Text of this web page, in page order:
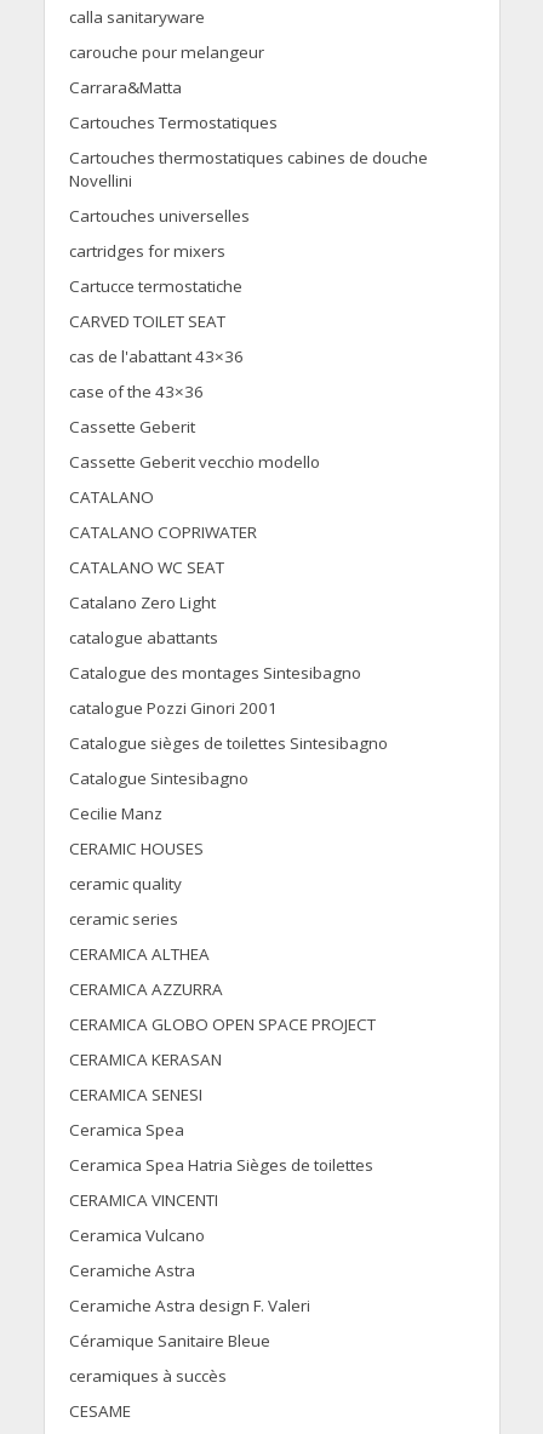
calla sanitaryware
carouche pour melangeur
Carrara&Matta
Cartouches Termostatiques
Cartouches thermostatiques cabines de douche
Novellini
Cartouches universelles
cartridges for mixers
Cartucce termostatiche
CARVED TOILET SEAT
cas de l'abattant 43×36
case of the 43×36
Cassette Geberit
Cassette Geberit vecchio modello
CATALANO
CATALANO COPRIWATER
CATALANO WC SEAT
Catalano Zero Light
catalogue abattants
Catalogue des montages Sintesibagno
catalogue Pozzi Ginori 2001
Catalogue sièges de toilettes Sintesibagno
Catalogue Sintesibagno
Cecilie Manz
CERAMIC HOUSES
ceramic quality
ceramic series
CERAMICA ALTHEA
CERAMICA AZZURRA
CERAMICA GLOBO OPEN SPACE PROJECT
CERAMICA KERASAN
CERAMICA SENESI
Ceramica Spea
Ceramica Spea Hatria Sièges de toilettes
CERAMICA VINCENTI
Ceramica Vulcano
Ceramiche Astra
Ceramiche Astra design F. Valeri
Céramique Sanitaire Bleue
ceramiques à succès
CESAME